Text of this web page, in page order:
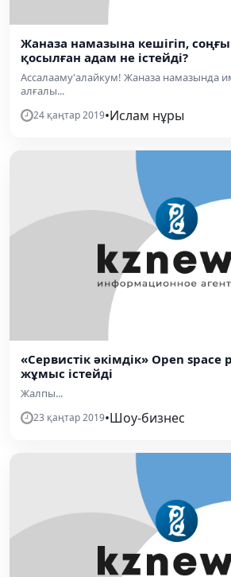
Жаназа намазына кешігіп, соңғы
қосылған адам не істейді?
Ассалааму'алайкум! Жаназа намазында
алғалы...
24 қаңтар 2019•Ислам нұры
«Сервистік әкімдік» Open
жұмыс істейді
Жалпы...
23 қаңтар 2019•Шоу-бизнес